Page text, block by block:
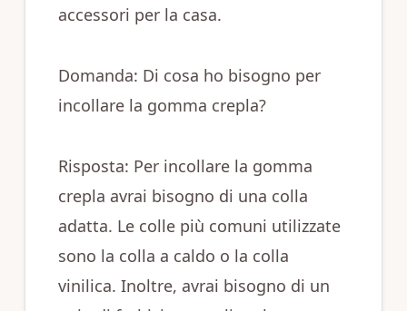
accessori per la casa.
Domanda: Di cosa ho bisogno per
incollare la gomma crepla?
Risposta: Per incollare la gomma
crepla avrai bisogno di una colla
adatta. Le colle più comuni utilizzate
sono la colla a caldo o la colla
vinilica. Inoltre, avrai bisogno di un